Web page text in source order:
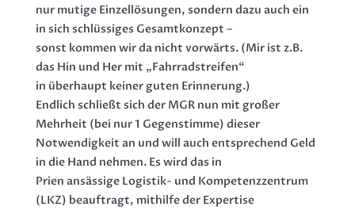
nur mutige Einzellösungen, sondern dazu auch ein
in sich schlüssiges Gesamtkonzept –
sonst kommen wir da nicht vorwärts. (Mir ist z.B.
das Hin und Her mit „Fahrradstreifen“
in überhaupt keiner guten Erinnerung.)
Endlich schließt sich der MGR nun mit großer
Mehrheit (bei nur 1 Gegenstimme) dieser
Notwendigkeit an und will auch entsprechend Geld
in die Hand nehmen. Es wird das in
Prien ansässige Logistik- und Kompetenzzentrum
(LKZ) beauftragt, mithilfe der Expertise